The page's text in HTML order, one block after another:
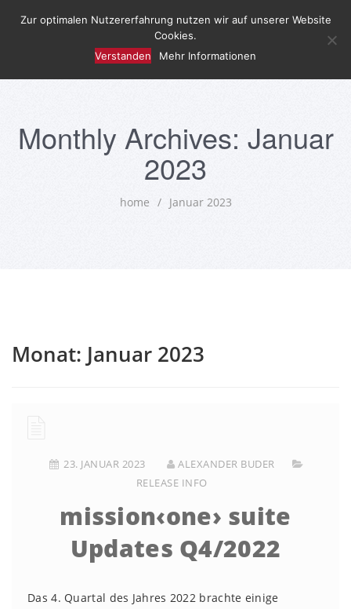
Monthly Archives: Januar
2023
home / Januar 2023
Monat: Januar 2023
23. JANUAR 2023
ALEXANDER BUDER
RELEASE INFO
mission‹one› suite
Updates Q4/2022
Das 4. Quartal des Jahres 2022 brachte einige
Zur optimalen Nutzererfahrung nutzen wir auf unserer Website
Cookies.
Verstanden
Mehr Informationen